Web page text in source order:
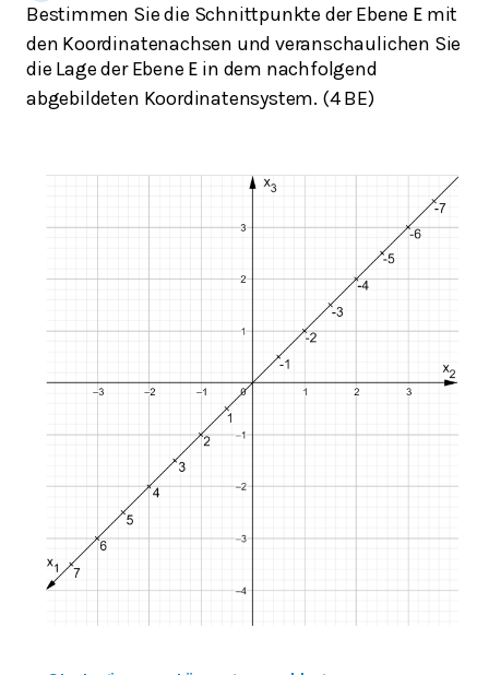
Bestimmen Sie die Schnittpunkte der Ebene Emit
den Koordinatenachsen und veranschaulichen Sie
die Lage der Ebene E in dem nachfolgend
abgebildeten Koordinatensystem. (4 BE)